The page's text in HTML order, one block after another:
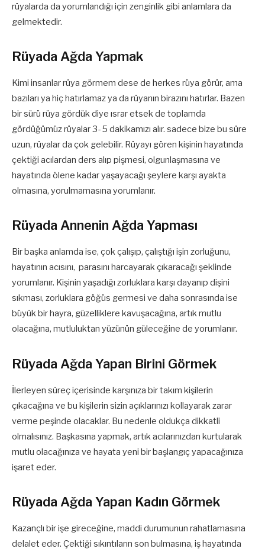
rüyalarda da yorumlandığı için zenginlik gibi anlamlara da
gelmektedir.
Rüyada Ağda Yapmak
Kimi insanlar rüya görmem dese de herkes rüya görür, ama
bazıları ya hiç hatırlamaz ya da rüyanın birazını hatırlar. Bazen
bir sürü rüya gördük diye ısrar etsek de toplamda
gördüğümüz rüyalar 3- 5 dakikamızı alır. sadece bize bu süre
uzun, rüyalar da çok gelebilir. Rüyayı gören kişinin hayatında
çektiği acılardan ders alıp pişmesi, olgunlaşmasına ve
hayatında ölene kadar yaşayacağı şeylere karşı ayakta
olmasına, yorulmamasına yorumlanır.
Rüyada Annenin Ağda Yapması
Bir başka anlamda ise, çok çalışıp, çalıştığı işin zorluğunu,
hayatının acısını, parasını harcayarak çıkaracağı şeklinde
yorumlanır. Kişinin yaşadığı zorluklara karşı dayanıp dişini
sıkması, zorluklara göğüs germesi ve daha sonrasında ise
büyük bir hayra, güzelliklere kavuşacağına, artık mutlu
olacağına, mutluluktan yüzünün güleceğine de yorumlanır.
Rüyada Ağda Yapan Birini Görmek
İlerleyen süreç içerisinde karşınıza bir takım kişilerin
çıkacağına ve bu kişilerin sizin açıklarınızı kollayarak zarar
verme peşinde olacaklar. Bu nedenle oldukça dikkatli
olmalısınız. Başkasına yapmak, artık acılarınızdan kurtularak
mutlu olacağınıza ve hayata yeni bir başlangıç yapacağınıza
işaret eder.
Rüyada Ağda Yapan Kadın Görmek
Kazançlı bir işe gireceğine, maddi durumunun rahatlamasına
delalet eder. Çektiği sıkıntıların son bulmasına, iş hayatında